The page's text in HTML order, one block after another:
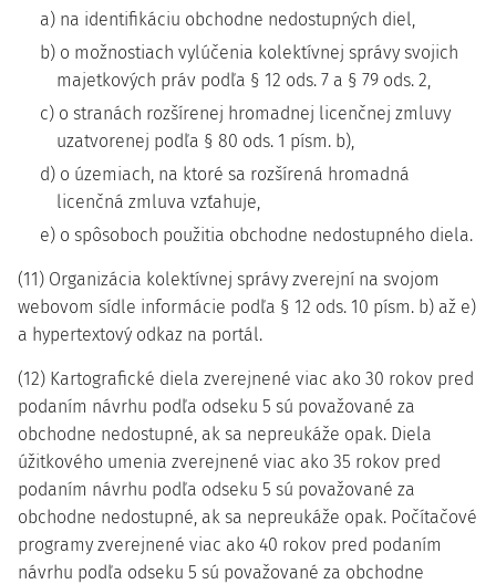
a) na identifikáciu obchodne nedostupných diel,
b) o možnostiach vylúčenia kolektívnej správy svojich
majetkových práv podľa § 12 ods. 7 a § 79 ods. 2,
c) o stranách rozšírenej hromadnej licenčnej zmluvy
uzatvorenej podľa § 80 ods. 1 písm. b),
d) o územiach, na ktoré sa rozšírená hromadná
licenčná zmluva vzťahuje,
e) o spôsoboch použitia obchodne nedostupného diela.
(11) Organizácia kolektívnej správy zverejní na svojom
webovom sídle informácie podľa § 12 ods. 10 písm. b) až e)
a hypertextový odkaz na portál.
(12) Kartografické diela zverejnené viac ako 30 rokov pred
podaním návrhu podľa odseku 5 sú považované za
obchodne nedostupné, ak sa nepreukáže opak. Diela
úžitkového umenia zverejnené viac ako 35 rokov pred
podaním návrhu podľa odseku 5 sú považované za
obchodne nedostupné, ak sa nepreukáže opak. Počítačové
programy zverejnené viac ako 40 rokov pred podaním
návrhu podľa odseku 5 sú považované za obchodne